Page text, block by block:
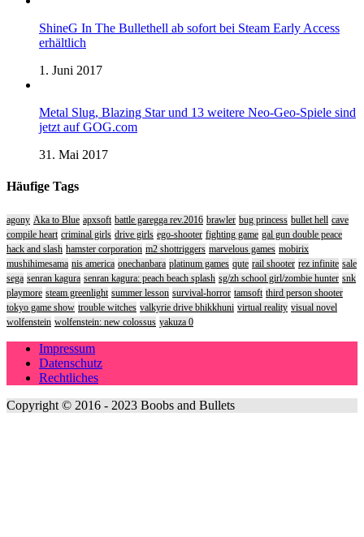
ShineG In The Bullethell ab sofort bei Steam Early Access
erhältlich
1. Juni 2017
Metal Slug, Blazing Star und 13 weitere Neo-Geo-Spiele sind
jetzt auf GOG.com
31. Mai 2017
Häufige Tags
agony Aka to Blue apxsoft battle garegga rev.2016 brawler bug princess bullet hell cave
compile heart criminal girls drive girls ego-shooter fighting game gal gun double peace
hack and slash hamster corporation m2 shottriggers marvelous games mobirix
mushihimesama nis america onechanbara platinum games qute rail shooter rez infinite sale
sega senran kagura senran kagura: peach beach splash sg/zh school girl/zombie hunter snk
playmore steam greenlight summer lesson survival-horror tamsoft third person shooter
tokyo game show trouble witches valkyrie drive bhikkhuni virtual reality visual novel
wolfenstein wolfenstein: new colossus yakuza 0
Impressum
Datenschutz
Rechtliches
Copyright © 2016 - 2023 Boobs and Bullets